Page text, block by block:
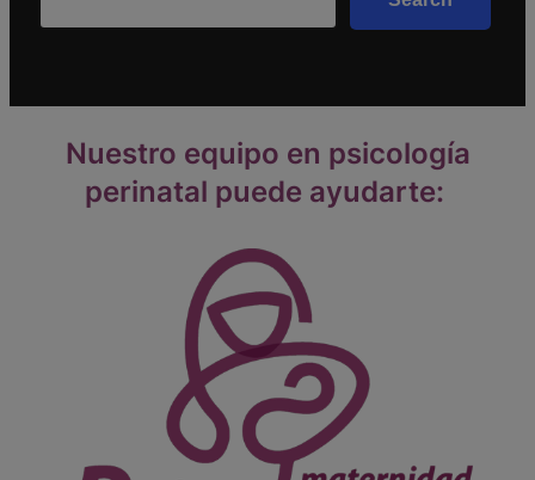
Nuestro equipo en psicología
perinatal puede ayudarte: